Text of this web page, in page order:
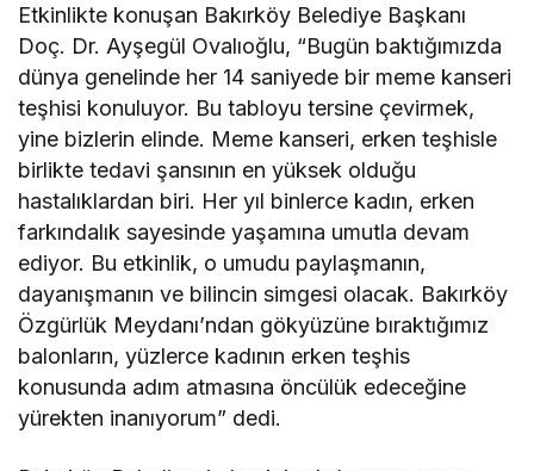
Etkinlikte konuşan Bakırköy Belediye Başkanı
Doç. Dr. Ayşegül Ovalıoğlu, “Bugün baktığımızda
dünya genelinde her 14 saniyede bir meme kanseri
teşhisi konuluyor. Bu tabloyu tersine çevirmek,
yine bizlerin elinde. Meme kanseri, erken teşhisle
birlikte tedavi şansının en yüksek olduğu
hastalıklardan biri. Her yıl binlerce kadın, erken
farkındalık sayesinde yaşamına umutla devam
ediyor. Bu etkinlik, o umudu paylaşmanın,
dayanışmanın ve bilincin simgesi olacak. Bakırköy
Özgürlük Meydanı’ndan gökyüzüne bıraktığımız
balonların, yüzlerce kadının erken teşhis
konusunda adım atmasına öncülük edeceğine
yürekten inanıyorum” dedi.